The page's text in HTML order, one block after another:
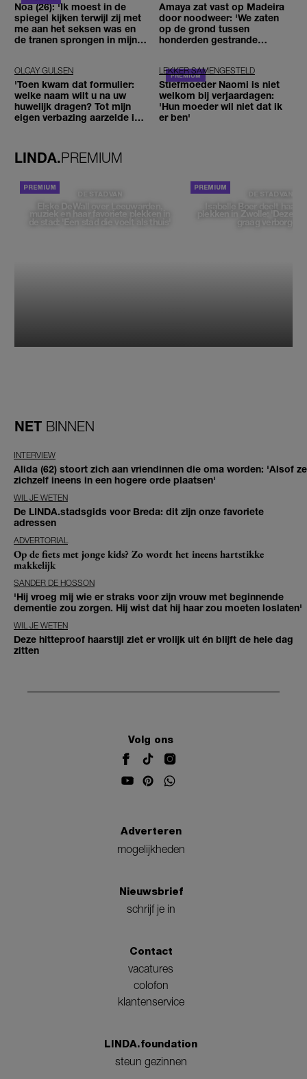
Noa (26): 'Ik moest in de
spiegel kijken terwijl zij met
me aan het seksen was en
de tranen sprongen in mijn
Amaya zat vast op Madeira
door noodweer: 'We zaten
op de grond tussen
honderden gestrande
OLCAY GULSEN
'Toen kwam dat formulier:
welke naam wilt u na uw
huwelijk dragen? Tot mijn
eigen verbazing aarzelde ik
LEKKER SAMENGESTELD
Stiefmoeder Naomi is niet
welkom bij verjaardagen:
'Hun moeder wil niet dat ik
er ben'
LINDA.PREMIUM
DE STAD VAN
Elske DeWall over Leeuwarden,
muziek en haar favoriete plekken in
de stad: 'Een stad die voelt als thuis'
DE STAD VAN
Isabelle Boer deelt haar
plekken in Zwolle: 'Deze
graag verborgen'
NET BINNEN
INTERVIEW
Alida (62) stoort zich aan vriendinnen die oma worden: 'Alsof ze
zichzelf ineens in een hogere orde plaatsen'
WIL JE WETEN
De LINDA.stadsgids voor Breda: dit zijn onze favoriete
adressen
ADVERTORIAL
Op de fiets met jonge kids? Zo wordt het ineens hartstikke
makkelijk
SANDER DE HOSSON
'Hij vroeg mij wie er straks voor zijn vrouw met beginnende
dementie zou zorgen. Hij wist dat hij haar zou moeten loslaten'
WIL JE WETEN
Deze hitteproof haarstijl ziet er vrolijk uit én blijft de hele dag
zitten
Volg ons
Adverteren
mogelijkheden
Nieuwsbrief
schrijf je in
Contact
vacatures
colofon
klantenservice
LINDA.foundation
steun gezinnen